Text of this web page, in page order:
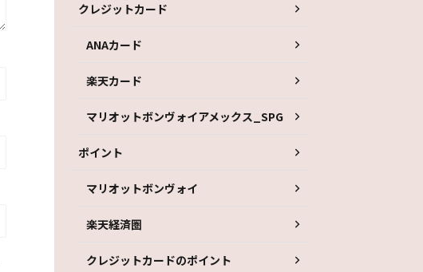
クレジットカード
ANAカード
楽天カード
マリオットボンヴォイアメックス_SPG
ポイント
マリオットボンヴォイ
楽天経済圏
クレジットカードのポイント